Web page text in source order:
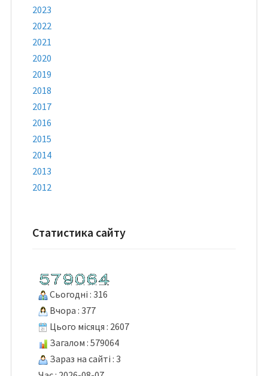
2023
2022
2021
2020
2019
2018
2017
2016
2015
2014
2013
2012
Статистика сайту
Сьогодні : 316
Вчора : 377
Цього місяця : 2607
Загалом : 579064
Зараз на сайті : 3